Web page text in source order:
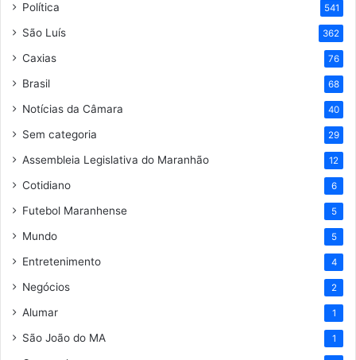
Política 541
São Luís 362
Caxias 76
Brasil 68
Notícias da Câmara 40
Sem categoria 29
Assembleia Legislativa do Maranhão 12
Cotidiano 6
Futebol Maranhense 5
Mundo 5
Entretenimento 4
Negócios 2
Alumar 1
São João do MA 1